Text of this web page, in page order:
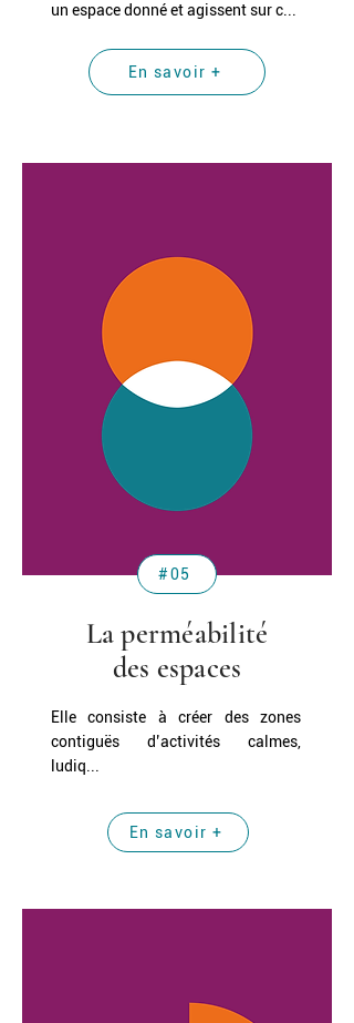
un espace donné et agissent sur c...
En savoir +
#05
La perméabilité
des espaces
Elle consiste à créer des zones
contiguës d’activités calmes,
ludiq...
En savoir +